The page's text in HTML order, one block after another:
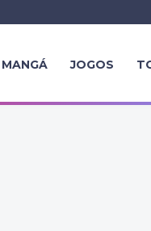
MANGÁ JOGOS